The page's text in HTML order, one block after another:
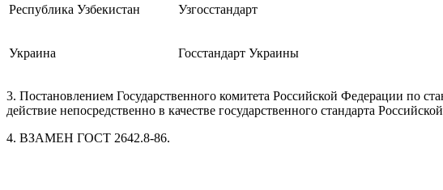
Республика Узбекистан Узгосстандарт
Украина Госстандарт Украины
3. Постановлением Государственного комитета Российской Федерации по
действие непосредственно в качестве государственного стандарта
4. ВЗАМЕН ГОСТ 2642.8-86.